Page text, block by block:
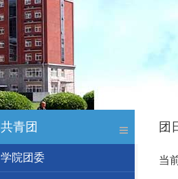
共青团 团
学院团委 当